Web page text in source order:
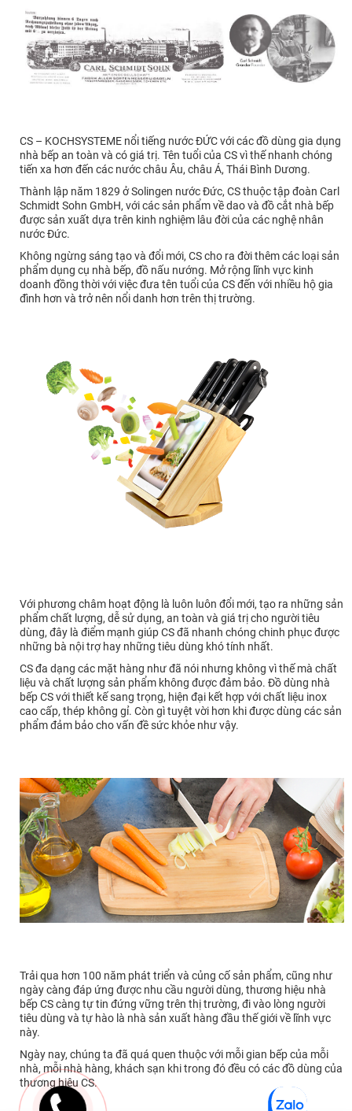
CS – KOCHSYSTEME nổi tiếng nước ĐỨC với các đồ dùng gia dụng
nhà bếp an toàn và có giá trị. Tên tuổi của CS vì thế nhanh chóng
tiến xa hơn đến các nước châu Âu, châu Á, Thái Bình Dương.
Thành lập năm 1829 ở Solingen nước Đức, CS thuộc tập đoàn Carl
Schmidt Sohn GmbH, với các sản phẩm về dao và đồ cắt nhà bếp
được sản xuất dựa trên kinh nghiệm lâu đời của các nghệ nhân
nước Đức.
Không ngừng sáng tạo và đổi mới, CS cho ra đời thêm các loại sản
phẩm dụng cụ nhà bếp, đồ nấu nướng. Mở rộng lĩnh vực kinh
doanh đồng thời với việc đưa tên tuổi của CS đến với nhiều hộ gia
đình hơn và trở nên nổi danh hơn trên thị trường.
Với phương châm hoạt động là luôn luôn đổi mới, tạo ra những sản
phẩm chất lượng, dễ sử dụng, an toàn và giá trị cho người tiêu
dùng, đây là điểm mạnh giúp CS đã nhanh chóng chinh phục được
những bà nội trợ hay những tiêu dùng khó tính nhất.
CS đa dạng các mặt hàng như đã nói nhưng không vì thế mà chất
liệu và chất lượng sản phẩm không được đảm bảo. Đồ dùng nhà
bếp CS với thiết kế sang trọng, hiện đại kết hợp với chất liệu inox
cao cấp, thép không gỉ. Còn gì tuyệt vời hơn khi được dùng các sản
phẩm đảm bảo cho vấn đề sức khỏe như vậy.
Trải qua hơn 100 năm phát triển và củng cố sản phẩm, cũng như
ngày càng đáp ứng được nhu cầu người dùng, thương hiệu nhà
bếp CS càng tự tin đứng vững trên thị trường, đi vào lòng người
tiêu dùng và tự hào là nhà sản xuất hàng đầu thế giới về lĩnh vực
này.
Ngày nay, chúng ta đã quá quen thuộc với mỗi gian bếp của mỗi
nhà, mỗi nhà hàng, khách sạn khi trong đó đều có các đồ dùng của
thương hiệu CS.